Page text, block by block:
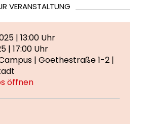
VERANSTALTUNG
| 13:00 Uhr
| 17:00 Uhr
| Goethestraße 1-2 |
öffnen